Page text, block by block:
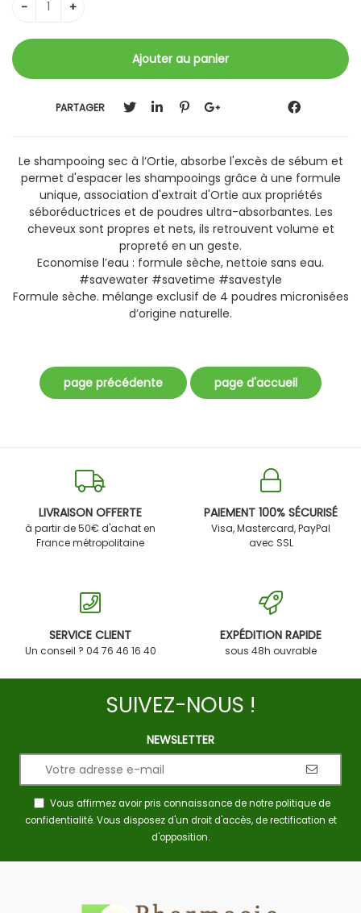
PARTAGER
Le shampooing sec à l’Ortie, absorbe l'excès de sébum et
permet d'espacer les shampooings grâce à une formule
unique, association d'extrait d'Ortie aux propriétés
séboréductrices et de poudres ultra-absorbantes. Les
cheveux sont propres et nets, ils retrouvent volume et
propreté en un geste.
Economise l’eau : formule sèche, nettoie sans eau.
#savewater #savetime #savestyle
Formule sèche. mélange exclusif de 4 poudres micronisées
d’origine naturelle.
LIVRAISON OFFERTE
à partir de 50€ d'achat en
France métropolitaine
PAIEMENT 100% SÉCURISÉ
Visa, Mastercard, PayPal
avec SSL
SERVICE CLIENT
Un conseil ? 04 76 46 16 40
EXPÉDITION RAPIDE
sous 48h ouvrable
SUIVEZ-NOUS !
NEWSLETTER
Vous affirmez avoir pris connaissance de notrepolitique de
confidentialité. Vous disposez d'un droit d'accès, de rectification et
d'opposition.